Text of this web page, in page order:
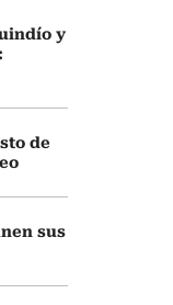
y
de
sus